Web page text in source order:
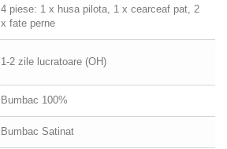
4 piese: 1 x husa pilota, 1 x cearceaf pat, 2
x fate perne
1-2 zile lucratoare (OH)
Bumbac 100%
Bumbac Satinat